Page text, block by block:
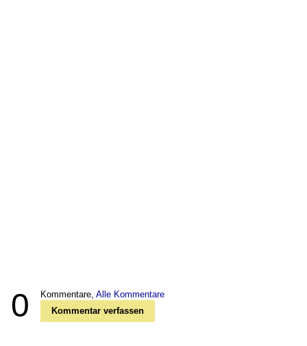
0 Kommentare, Alle Kommentare
Kommentar verfassen